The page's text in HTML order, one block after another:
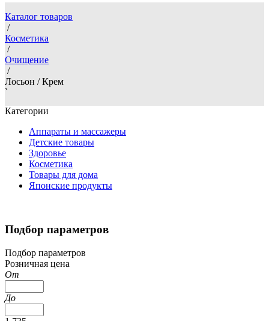
Каталог товаров
/
Косметика
/
Очищение
/
Лосьон / Крем
`
Категории
Аппараты и массажеры
Детские товары
Здоровье
Косметика
Товары для дома
Японские продукты
Подбор параметров
Подбор параметров
Розничная цена
От
До